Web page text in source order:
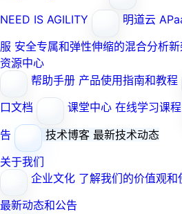
NEED IS AGILITY
明道云
服 安全专属和弹性伸缩的混合分析
资源中心
帮助手册 产品使用指南和教程
口文档
课堂中心 在线学习课程
告
技术博客 最新技术动态
关于我们
企业文化 了解我们的价值观和
最新动态和公告